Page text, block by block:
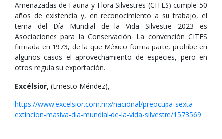
Amenazadas de Fauna y Flora Silvestres (CITES) cumple 50
años de existencia y, en reconocimiento a su trabajo, el
tema del Día Mundial de la Vida Silvestre 2023 es
Asociaciones para la Conservación. La convención CITES
firmada en 1973, de la que México forma parte, prohíbe en
algunos casos el aprovechamiento de especies, pero en
otros regula su exportación.
Excélsior, (Ernesto Méndez),
https://www.excelsior.com.mx/nacional/preocupa-sexta-
extincion-masiva-dia-mundial-de-la-vida-silvestre/1573569